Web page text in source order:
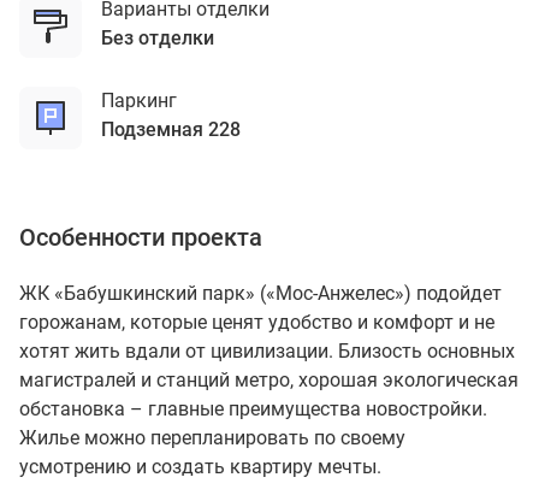
Варианты отделки
без отделки
Паркинг
подземная 228
Особенности проекта
ЖК «Бабушкинский парк» («Мос-Анжелес») подойдет
горожанам, которые ценят удобство и комфорт и не
хотят жить вдали от цивилизации. Близость основных
магистралей и станций метро, хорошая экологическая
обстановка – главные преимущества новостройки.
Жилье можно перепланировать по своему
усмотрению и создать квартиру мечты.